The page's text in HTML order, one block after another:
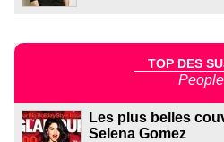
TOP DES
People
Les plus belles
Selena Gomez